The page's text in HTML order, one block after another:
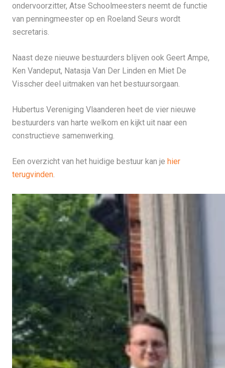
ondervoorzitter, Atse Schoolmeesters neemt de functie
van penningmeester op en Roeland Seurs wordt
secretaris.
Naast deze nieuwe bestuurders blijven ook Geert Ampe,
Ken Vandeput, Natasja Van Der Linden en Miet De
Visscher deel uitmaken van het bestuursorgaan.
Hubertus Vereniging Vlaanderen heet de vier nieuwe
bestuurders van harte welkom en kijkt uit naar een
constructieve samenwerking.
Een overzicht van het huidige bestuur kan je hier
terugvinden.